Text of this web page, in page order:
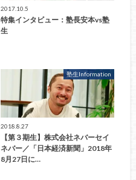
2017.10.5
特集インタビュー：塾長安本vs塾
生
塾生Information
2018.8.27
【第３期生】株式会社ネバーセイ
ネバー／「日本経済新聞」2018年
8月27日に…